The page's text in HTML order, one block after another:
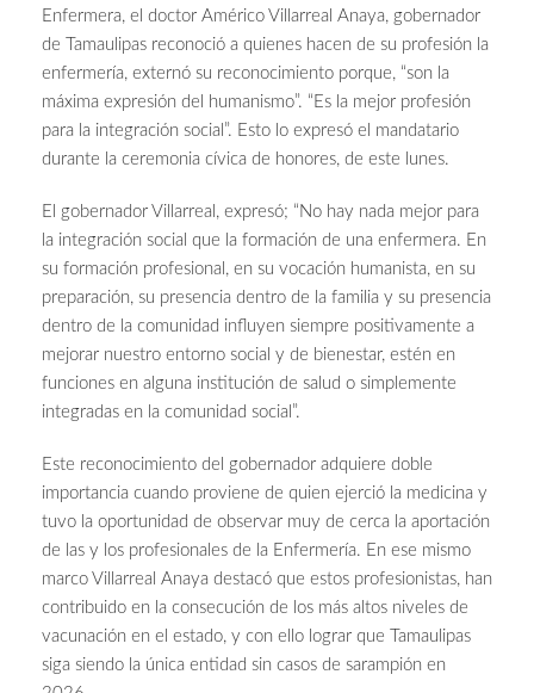
Enfermera, el doctor Américo Villarreal Anaya, gobernador
de Tamaulipas reconoció a quienes hacen de su profesión la
enfermería, externó su reconocimiento porque, “son la
máxima expresión del humanismo”. “Es la mejor profesión
para la integración social”. Esto lo expresó el mandatario
durante la ceremonia cívica de honores, de este lunes.
El gobernador Villarreal, expresó; “No hay nada mejor para
la integración social que la formación de una enfermera. En
su formación profesional, en su vocación humanista, en su
preparación, su presencia dentro de la familia y su presencia
dentro de la comunidad influyen siempre positivamente a
mejorar nuestro entorno social y de bienestar, estén en
funciones en alguna institución de salud o simplemente
integradas en la comunidad social”.
Este reconocimiento del gobernador adquiere doble
importancia cuando proviene de quien ejerció la medicina y
tuvo la oportunidad de observar muy de cerca la aportación
de las y los profesionales de la Enfermería. En ese mismo
marco Villarreal Anaya destacó que estos profesionistas, han
contribuido en la consecución de los más altos niveles de
vacunación en el estado, y con ello lograr que Tamaulipas
siga siendo la única entidad sin casos de sarampión en